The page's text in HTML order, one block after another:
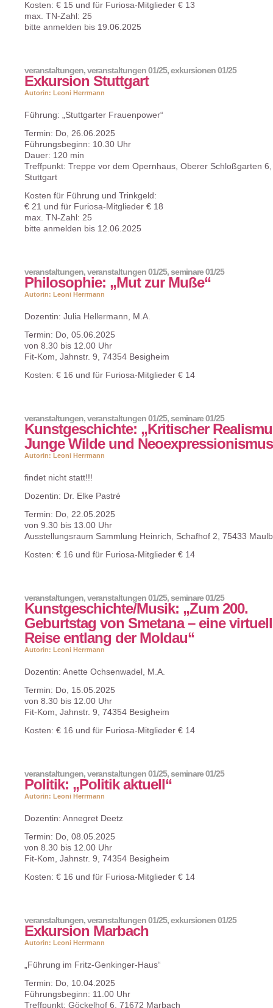
Kosten: € 15 und für Furiosa-Mitglieder € 13
max. TN-Zahl: 25
bitte anmelden bis 19.06.2025
Exkursion Stuttgart
veranstaltungen,veranstaltungen 01/25,exkursionen 01/25
Autorin: Leoni Herrmann
Führung: „Stuttgarter Frauenpower“
Termin: Do, 26.06.2025
Führungsbeginn: 10.30 Uhr
Dauer: 120 min
Treffpunkt: Treppe vor dem Opernhaus, Oberer Schloßgarten
Stuttgart
Kosten für Führung und Trinkgeld:
€ 21 und für Furiosa-Mitglieder € 18
max. TN-Zahl: 25
bitte anmelden bis 12.06.2025
Philosophie: „Mut zur Muße“
veranstaltungen,veranstaltungen 01/25,seminare 01/25
Autorin: Leoni Herrmann
Dozentin: Julia Hellermann, M.A.
Termin: Do, 05.06.2025
von 8.30 bis 12.00 Uhr
Fit-Kom, Jahnstr. 9, 74354 Besigheim
Kosten: € 16 und für Furiosa-Mitglieder € 14
Kunstgeschichte: „Kritischer
Junge Wilde und
veranstaltungen,veranstaltungen 01/25,seminare 01/25
Autorin: Leoni Herrmann
findet nicht statt!!!
Dozentin: Dr. Elke Pastré
Termin: Do, 22.05.2025
von 9.30 bis 13.00 Uhr
Ausstellungsraum Sammlung Heinrich, Schafhof 2, 75433
Kosten: € 16 und für Furiosa-Mitglieder € 14
Kunstgeschichte/Musik: „Zum 200.
Geburtstag von Smetana – eine
Reise entlang der Moldau“
veranstaltungen,veranstaltungen 01/25,seminare 01/25
Autorin: Leoni Herrmann
Dozentin: Anette Ochsenwadel, M.A.
Termin: Do, 15.05.2025
von 8.30 bis 12.00 Uhr
Fit-Kom, Jahnstr. 9, 74354 Besigheim
Kosten: € 16 und für Furiosa-Mitglieder € 14
Politik: „Politik aktuell“
veranstaltungen,veranstaltungen 01/25,seminare 01/25
Autorin: Leoni Herrmann
Dozentin: Annegret Deetz
Termin: Do, 08.05.2025
von 8.30 bis 12.00 Uhr
Fit-Kom, Jahnstr. 9, 74354 Besigheim
Kosten: € 16 und für Furiosa-Mitglieder € 14
Exkursion Marbach
veranstaltungen,veranstaltungen 01/25,exkursionen 01/25
Autorin: Leoni Herrmann
„Führung im Fritz-Genkinger-Haus“
Termin: Do, 10.04.2025
Führungsbeginn: 11.00 Uhr
Treffpunkt: Göckelhof 6, 71672 Marbach